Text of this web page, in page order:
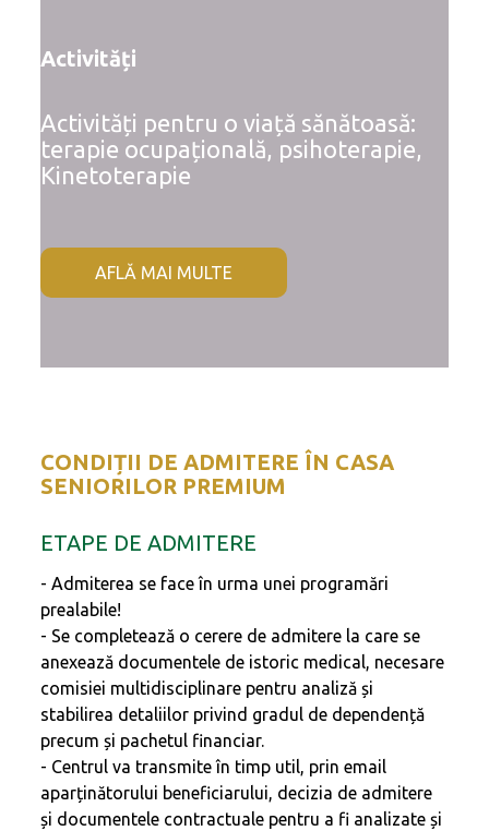
Activități
Activități pentru o viață sănătoasă:
terapie ocupațională, psihoterapie,
Kinetoterapie
AFLĂ MAI MULTE
CONDIȚII DE ADMITERE ÎN CASA
SENIORILOR PREMIUM
ETAPE DE ADMITERE
- Admiterea se face în urma unei programări
prealabile!
- Se completează o cerere de admitere la care se
anexează documentele de istoric medical, necesare
comisiei multidisciplinare pentru analiză și
stabilirea detaliilor privind gradul de dependență
precum și pachetul financiar.
- Centrul va transmite în timp util, prin email
aparținătorului beneficiarului, decizia de admitere
și documentele contractuale pentru a fi analizate și